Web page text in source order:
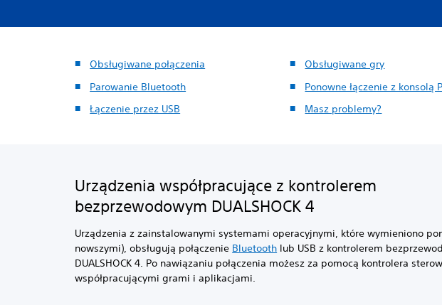
Obsługiwane połączenia
Parowanie Bluetooth
Łączenie przez USB
Obsługiwane gry
Ponowne łączenie z konsolą
Masz problemy?
Urządzenia współpracujące z kontrolerem
bezprzewodowym DUALSHOCK 4
Urządzenia z zainstalowanymi systemami operacyjnymi, które wymieniono
nowszymi), obsługują połączenie Bluetooth lub USB z kontrolerem
DUALSHOCK 4. Po nawiązaniu połączenia możesz za pomocą kontrolera
współpracującymi grami i aplikacjami.